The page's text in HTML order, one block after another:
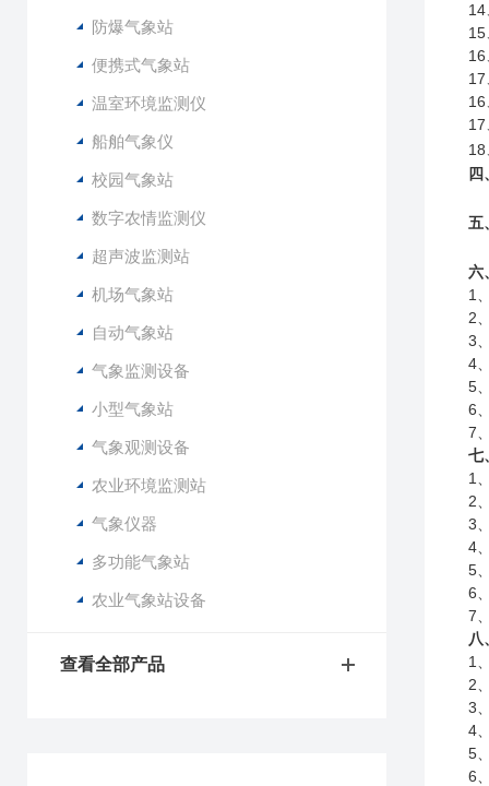
防爆气象站
便携式气象站
温室环境监测仪
船舶气象仪
校园气象站
数字农情监测仪
超声波监测站
机场气象站
自动气象站
气象监测设备
小型气象站
气象观测设备
农业环境监测站
气象仪器
多功能气象站
农业气象站设备
查看全部产品
五
六
1
2
3
4
5
6
7
七
1
2
3
4
5
6
7
八
1
2
3
4
5
6